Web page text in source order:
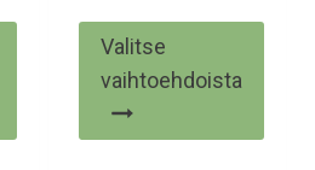
Valitse
vaihtoehdoista